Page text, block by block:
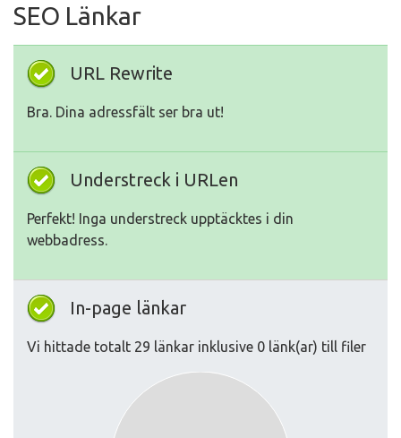
SEO Länkar
URL Rewrite
Bra. Dina adressfält ser bra ut!
Understreck i URLen
Perfekt! Inga understreck upptäcktes i din
webbadress.
In-page länkar
Vi hittade totalt 29 länkar inklusive 0 länk(ar) till filer